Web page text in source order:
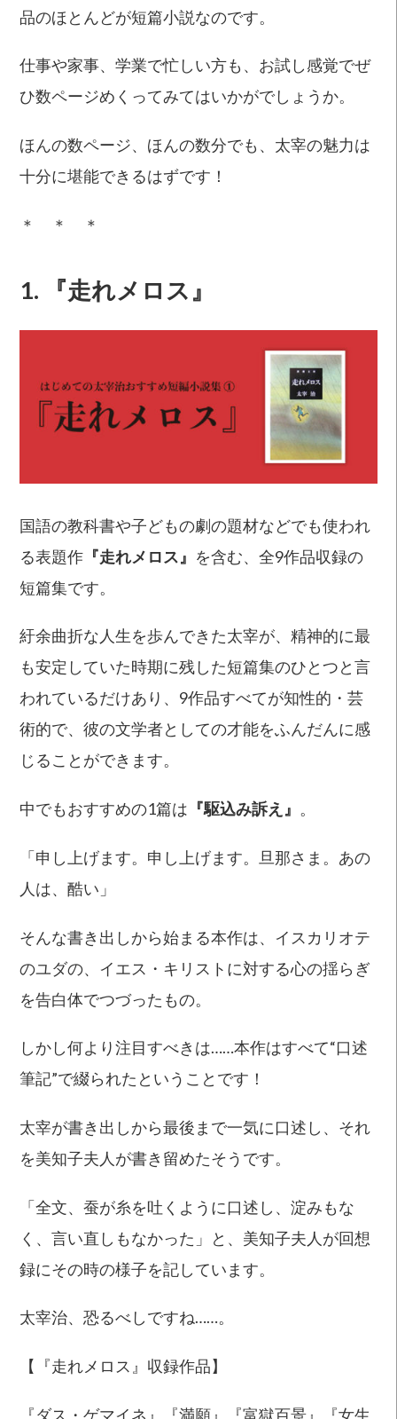
品のほとんどが短篇小説なのです。
仕事や家事、学業で忙しい方も、お試し感覚でぜ
ひ数ページめくってみてはいかがでしょうか。
ほんの数ページ、ほんの数分でも、太宰の魅力は
十分に堪能できるはずです！
＊ ＊ ＊
1. 『走れメロス』
国語の教科書や子どもの劇の題材などでも使われ
る表題作 『走れメロス』 を含む、全9作品収録の
短篇集です。
紆余曲折な人生を歩んできた太宰が、精神的に最
も安定していた時期に残した短篇集のひとつと言
われているだけあり、9作品すべてが知性的・芸
術的で、彼の文学者としての才能をふんだんに感
じることができます。
中でもおすすめの1篇は 『駆込み訴え』 。
「申し上げます。申し上げます。旦那さま。あの
人は、酷い」
そんな書き出しから始まる本作は、イスカリオテ
のユダの、イエス・キリストに対する心の揺らぎ
を告白体でつづったもの。
しかし何より注目すべきは……本作はすべて“口述
筆記”で綴られたということです！
太宰が書き出しから最後まで一気に口述し、それ
を美知子夫人が書き留めたそうです。
「全文、蚕が糸を吐くように口述し、淀みもな
く、言い直しもなかった」と、美知子夫人が回想
録にその時の様子を記しています。
太宰治、恐るべしですね……。
【『走れメロス』収録作品】
『ダス・ゲマイネ』『満願』『富獄百景』『女生